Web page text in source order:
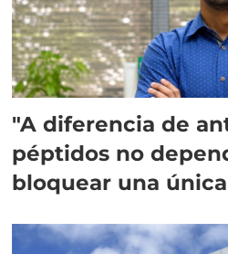
"A diferencia de
péptidos no
bloquear una